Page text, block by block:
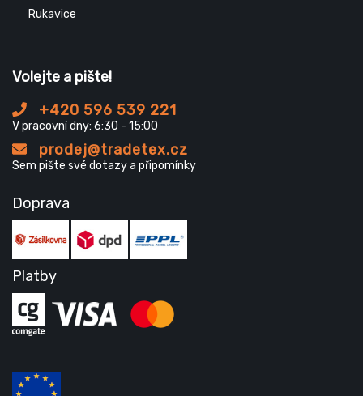
Rukavice
Volejte a pište!
+420 596 539 221
V pracovní dny: 6:30 - 15:00
prodej@tradetex.cz
Sem pište své dotazy a připomínky
Doprava
Platby